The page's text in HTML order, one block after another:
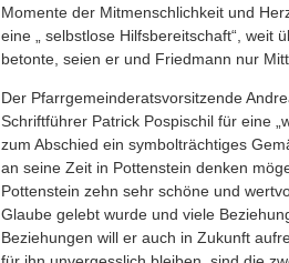
Momente der Mitmenschlichkeit und
eine „ selbstlose Hilfsbereitschaft“, weit
betonte, seien er und Friedmann nur
Der Pfarrgemeinderatsvorsitzende
Schriftführer Patrick Pospischil für eine
zum Abschied ein symbolträchtiges
an seine Zeit in Pottenstein denken
Pottenstein zehn sehr schöne und
Glaube gelebt wurde und viele
Beziehungen will er auch in Zukunft